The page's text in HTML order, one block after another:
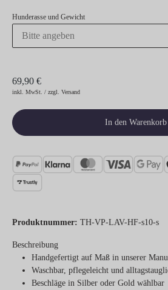
Hunderasse und Gewicht
69,90 €
inkl. MwSt. / zzgl. Versand
In den Warenkorb
Produktnummer: TH-VP-LAV-HF-s10-s
Beschreibung
Handgefertigt auf Maß in unserer
Waschbar, pflegeleicht und
Beschläge in Silber oder Gold wählbar